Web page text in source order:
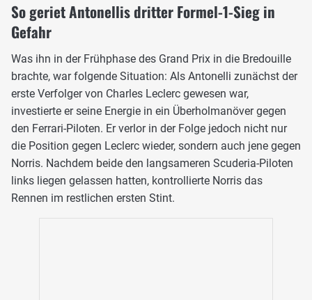
So geriet Antonellis dritter Formel-1-Sieg in
Gefahr
Was ihn in der Frühphase des Grand Prix in die Bredouille
brachte, war folgende Situation: Als Antonelli zunächst der
erste Verfolger von Charles Leclerc gewesen war,
investierte er seine Energie in ein Überholmanöver gegen
den Ferrari-Piloten. Er verlor in der Folge jedoch nicht nur
die Position gegen Leclerc wieder, sondern auch jene gegen
Norris. Nachdem beide den langsameren Scuderia-Piloten
links liegen gelassen hatten, kontrollierte Norris das
Rennen im restlichen ersten Stint.